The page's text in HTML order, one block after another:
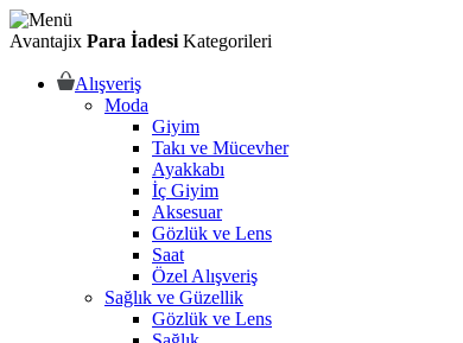
Avantajix Para İadesi Kategorileri
Alışveriş
Moda
Giyim
Takı ve Mücevher
Ayakkabı
İç Giyim
Aksesuar
Gözlük ve Lens
Saat
Özel Alışveriş
Sağlık ve Güzellik
Gözlük ve Lens